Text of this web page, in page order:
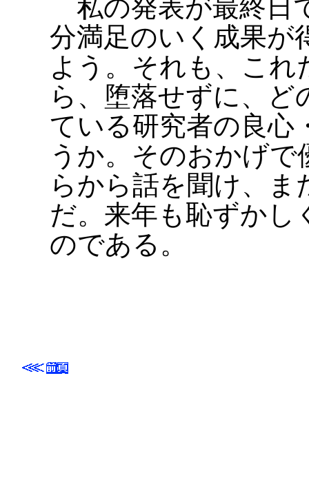
私の発表が最終日
分満足のいく成果が
よう。それも、こ
ら、堕落せずに、
ている研究者の良心
うか。そのおかげ
らから話を聞け、
だ。来年も恥ずかし
のである。